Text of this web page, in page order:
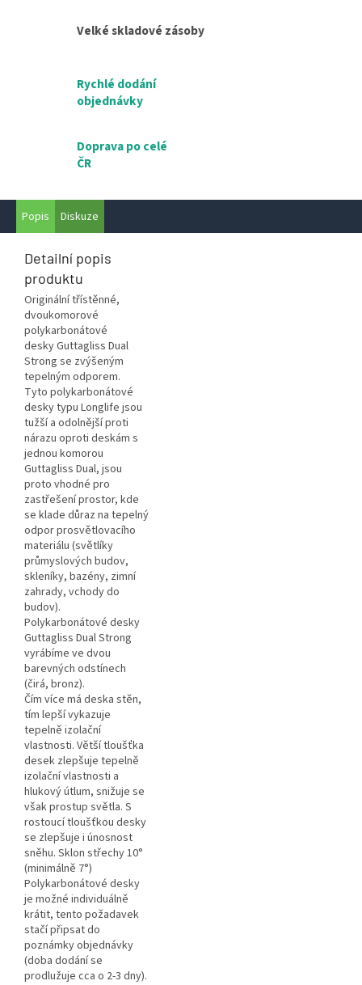
Velké skladové zásoby
Rychlé dodání
objednávky
Doprava po celé
ČR
Popis Diskuze
Detailní popis
produktu
Originální třístěnné,
dvoukomorové
polykarbonátové
desky Guttagliss Dual
Strong se zvýšeným
tepelným odporem.
Tyto polykarbonátové
desky typu Longlife jsou
tužší a odolnější proti
nárazu oproti deskám s
jednou komorou
Guttagliss Dual, jsou
proto vhodné pro
zastřešení prostor, kde
se klade důraz na tepelný
odpor prosvětlovacího
materiálu (světlíky
průmyslových budov,
skleníky, bazény, zimní
zahrady, vchody do
budov).
Polykarbonátové desky
Guttagliss Dual Strong
vyrábíme ve dvou
barevných odstínech
(čirá, bronz).
Čím více má deska stěn,
tím lepší vykazuje
tepelně izolační
vlastnosti. Větší tloušťka
desek zlepšuje tepelně
izolační vlastnosti a
hlukový útlum, snižuje se
však prostup světla. S
rostoucí tloušťkou desky
se zlepšuje i únosnost
sněhu. Sklon střechy 10°
(minimálně 7°)
Polykarbonátové desky
je možné individuálně
krátit, tento požadavek
stačí připsat do
poznámky objednávky
(doba dodání se
prodlužuje cca o 2-3 dny).